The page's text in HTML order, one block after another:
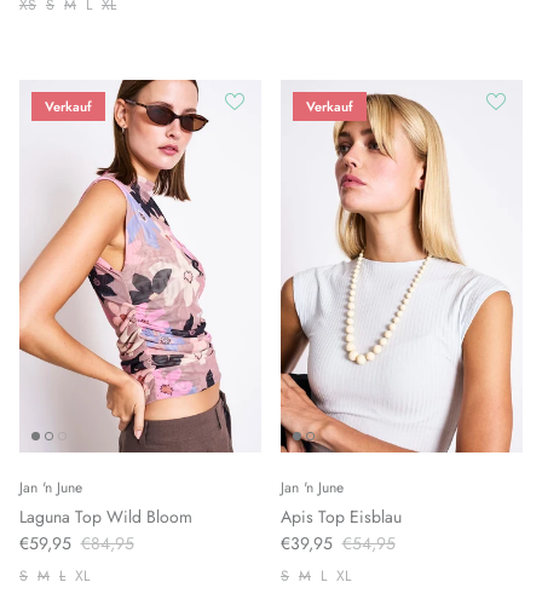
XS S M L XL
Verkauf
Jan 'n June
Laguna Top Wild Bloom
€59,95 €84,95
S M L XL
Verkauf
Jan 'n June
Apis Top Eisblau
€39,95 €54,95
S M L XL